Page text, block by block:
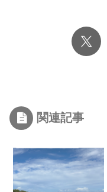
関連記事